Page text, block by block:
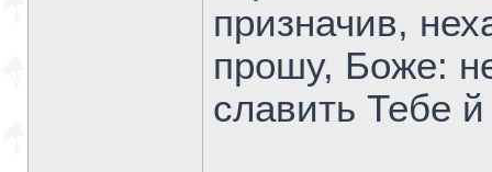
призначив,
прошу, Боже:
славить Тебе й